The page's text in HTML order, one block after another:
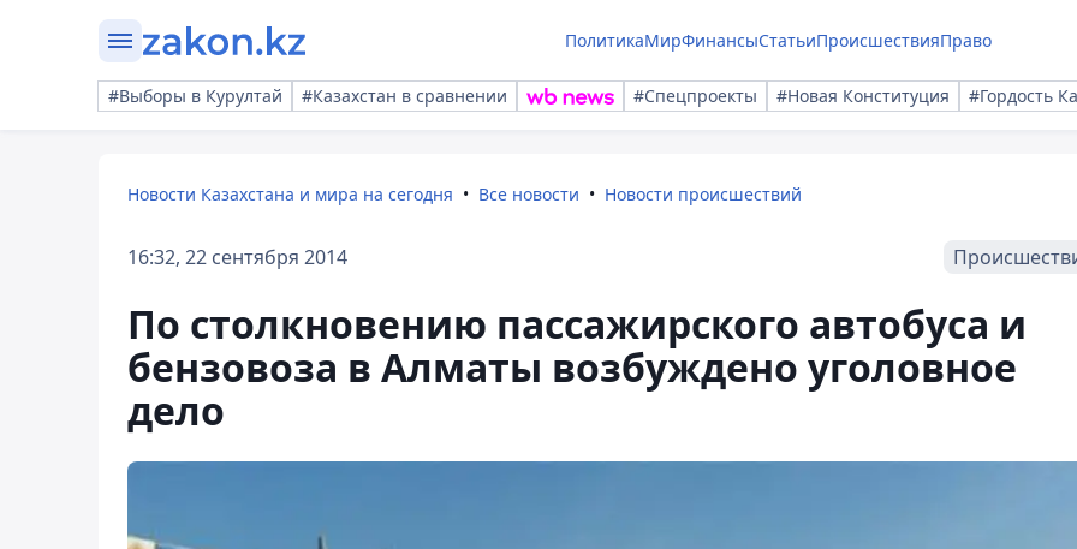
ПолитикаМирФинансыСтатьиПроисшествияПраво
#Выборы в Курултай #Казахстан в сравнении #Спецпроекты #Новая Конституция #Гордость
Новости Казахстана и мира на сегодня Все новости Новости происшествий
16:32, 22 сентября 2014
По столкновению пассажирского автобуса и
бензовоза в Алматы возбуждено уголовное
дело